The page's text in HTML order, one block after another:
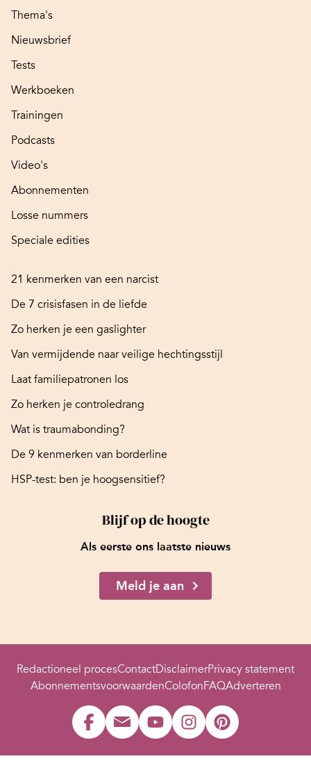
Thema's
Nieuwsbrief
Tests
Werkboeken
Trainingen
Podcasts
Video's
Abonnementen
Losse nummers
Speciale edities
21 kenmerken van een narcist
De 7 crisisfasen in de liefde
Zo herken je een gaslighter
Van vermijdende naar veilige hechtingsstijl
Laat familiepatronen los
Zo herken je controledrang
Wat is traumabonding?
De 9 kenmerken van borderline
HSP-test: ben je hoogsensitief?
Blijf op de hoogte
Als eerste ons laatste nieuws
Meld je aan
Redactioneel procesContactDisclaimerPrivacy statement
AbonnementsvoorwaardenColofonFAQAdverteren